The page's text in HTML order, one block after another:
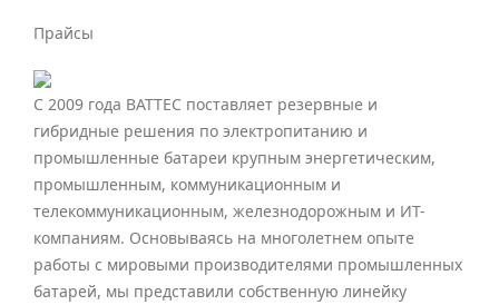
Прайсы
С 2009 года BATTEC поставляет резервные и
гибридные решения по электропитанию и
промышленные батареи крупным энергетическим,
промышленным, коммуникационным и
телекоммуникационным, железнодорожным и ИТ-
компаниям. Основываясь на многолетнем опыте
работы с мировыми производителями промышленных
батарей, мы представили собственную линейку